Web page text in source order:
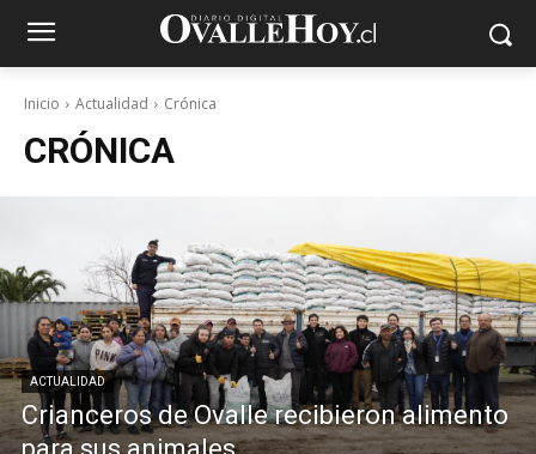
Inicio Actualidad Crónica
CRÓNICA
ACTUALIDAD
Crianceros de Ovalle recibieron alimento